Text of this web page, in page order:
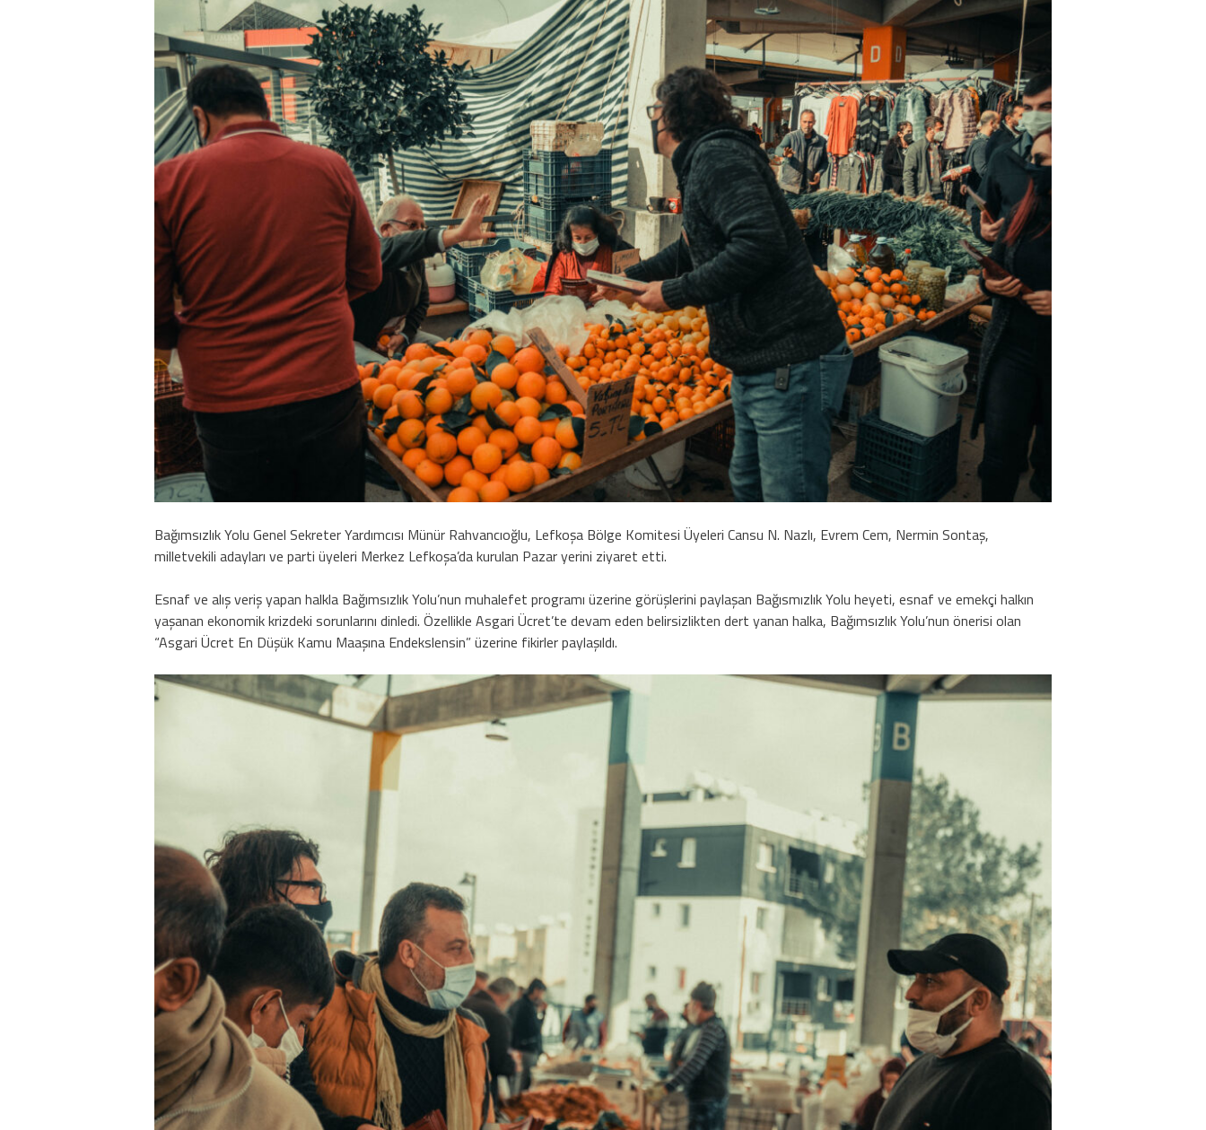
Bağımsızlık Yolu Genel Sekreter Yardımcısı Münür Rahvancıoğlu, Lefkoşa Bölge Komitesi Üyeleri Cansu N. Nazlı, Evrem Cem, Nermin Sontaş,
milletvekili adayları ve parti üyeleri Merkez Lefkoşa’da kurulan Pazar yerini ziyaret etti.
Esnaf ve alış veriş yapan halkla Bağımsızlık Yolu’nun muhalefet programı üzerine görüşlerini paylaşan Bağısmızlık Yolu heyeti, esnaf ve emekçi halkın
yaşanan ekonomik krizdeki sorunlarını dinledi. Özellikle Asgari Ücret’te devam eden belirsizlikten dert yanan halka, Bağımsızlık Yolu’nun önerisi olan
“Asgari Ücret En Düşük Kamu Maaşına Endekslensin” üzerine fikirler paylaşıldı.